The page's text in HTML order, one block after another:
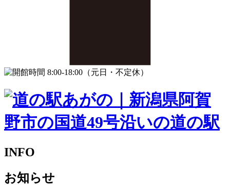
INFO
お知らせ